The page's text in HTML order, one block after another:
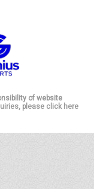
of website
please click here